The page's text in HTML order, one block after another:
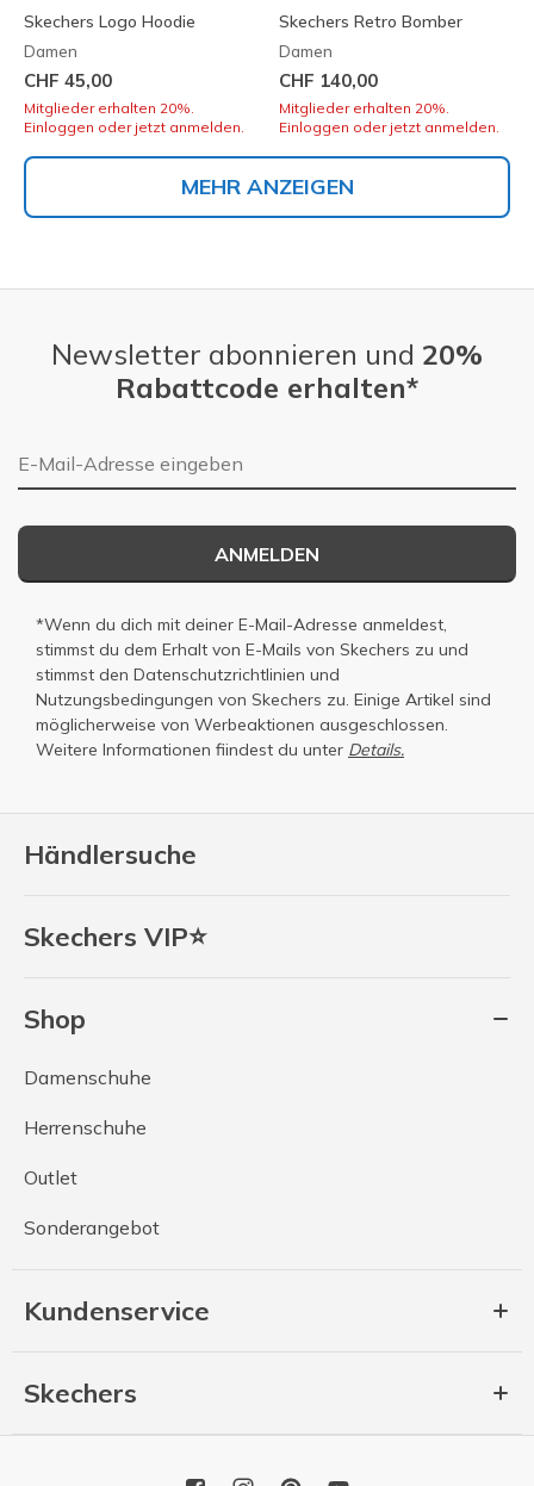
Skechers Logo Hoodie
Damen
CHF 45,00
Mitglieder erhalten 20%.
Einloggen oder jetzt anmelden.
Skechers Retro Bomber
Damen
CHF 140,00
Mitglieder erhalten 20%.
Einloggen oder jetzt anmelden.
MEHR ANZEIGEN
Händlersuche
Skechers VIP⭐
Shop
Damenschuhe
Herrenschuhe
Outlet
Sonderangebot
Kundenservice
Skechers
Newsletter abonnieren und 20%
Rabattcode erhalten*
E-Mail-Adresse
ANMELDEN
*Wenn du dich mit deiner E-Mail-Adresse anmeldest,
stimmst du dem Erhalt von E-Mails von Skechers zu und
stimmst den Datenschutzrichtlinien und
Nutzungsbedingungen von Skechers zu. Einige Artikel sind
möglicherweise von Werbeaktionen ausgeschlossen.
Weitere Informationen fiindest du unter Details.